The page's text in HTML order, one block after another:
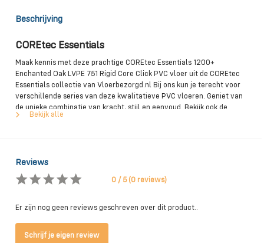
Beschrijving
COREtec Essentials
Maak kennis met deze prachtige COREtec Essentials 1200+
Enchanted Oak LVPE 751 Rigid Core Click PVC vloer uit de COREtec
Essentials collectie van Vloerbezorgd.nl Bij ons kun je terecht voor
verschillende series van deze kwalitatieve PVC vloeren. Geniet van
de unieke combinatie van kracht, stijl en eenvoud. Bekijk ook de
andere designs en kleuren uit deze mooie COREtec Essentials
Unieke kenmerken van de COREtec Essentials PVC
kenmerken ze zich door een zeer stil loopgeluid. Dit komt vanwege
de dempende onderlaag van kurk. Ze zijn daarmee ideaal voor
Bekijk alle
Reviews
0 / 5 (0 reviews)
Er zijn nog geen reviews geschreven over dit product..
Schrijf je eigen review